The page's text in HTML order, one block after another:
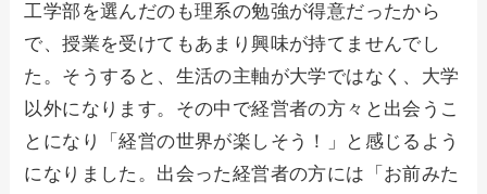
工学部を選んだのも理系の勉強が得意だったから
で、授業を受けてもあまり興味が持てませんでし
た。そうすると、生活の主軸が大学ではなく、大学
以外になります。その中で経営者の方々と出会うこ
とになり「経営の世界が楽しそう！」と感じるよう
になりました。出会った経営者の方には「お前みた